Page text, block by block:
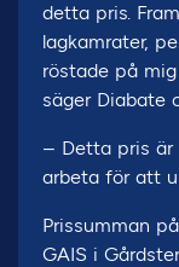
detta pris.
lagkamrater,
röstade på
säger Diabate
– Detta pris är
arbeta för att
Prissumman
GAIS i